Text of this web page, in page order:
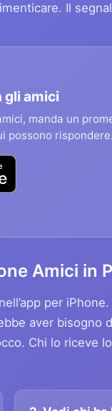
Il
gli amici
manda un
possono
Amici in P
per
aver
Chi lo riceve